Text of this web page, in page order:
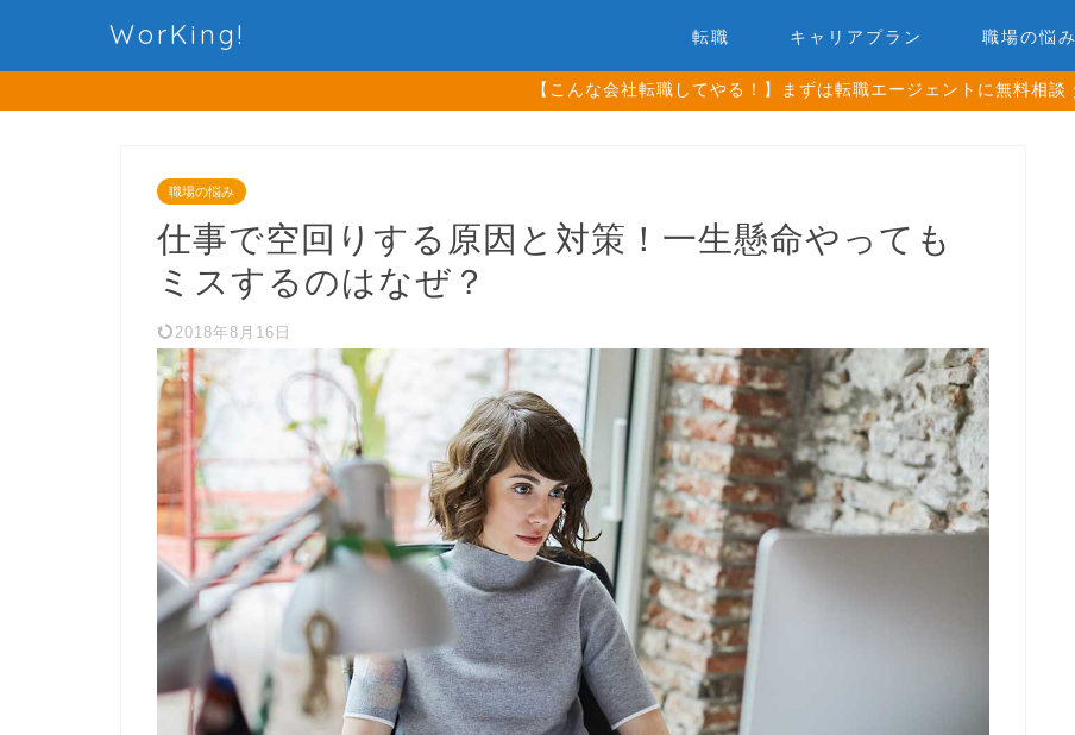
WorKing! 転職 キャリアプラン 職場の悩み
【こんな会社転職してやる！】まずは転職エージェントに無料相談
職場の悩み
仕事で空回りする原因と対策！一生懸命やっても
ミスするのはなぜ？
2018年8月16日